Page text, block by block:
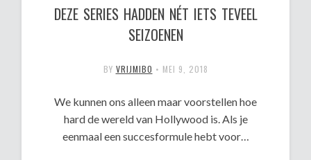
DEZE SERIES HADDEN NÉT IETS TEVEEL
SEIZOENEN
BY VRIJMIBO • MEI 9, 2018
We kunnen ons alleen maar voorstellen hoe
hard de wereld van Hollywood is. Als je
eenmaal een succesformule hebt voor…